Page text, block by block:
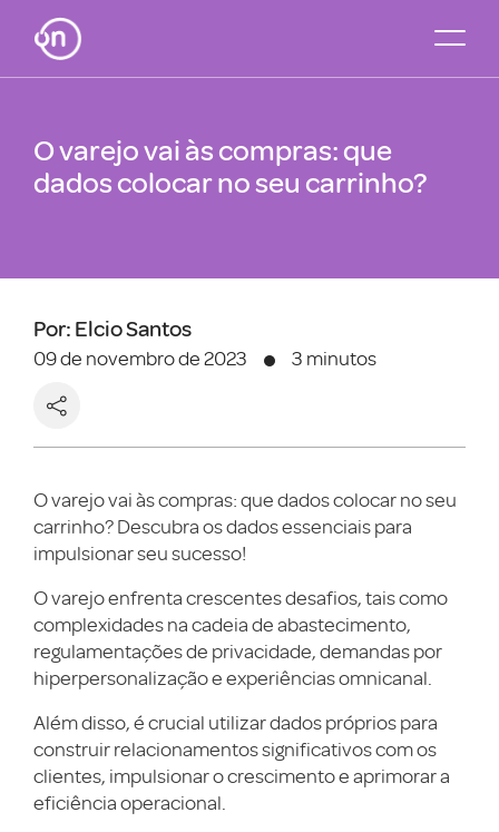
O varejo vai às compras: que
dados colocar no seu carrinho?
Por: Elcio Santos
09 de novembro de 2023 3 minutos
O varejo vai às compras: que dados colocar no seu
carrinho? Descubra os dados essenciais para
impulsionar seu sucesso!
O varejo enfrenta crescentes desafios, tais como
complexidades na cadeia de abastecimento,
regulamentações de privacidade, demandas por
hiperpersonalização e experiências omnicanal.
Além disso, é crucial utilizar dados próprios para
construir relacionamentos significativos com os
clientes, impulsionar o crescimento e aprimorar a
eficiência operacional.